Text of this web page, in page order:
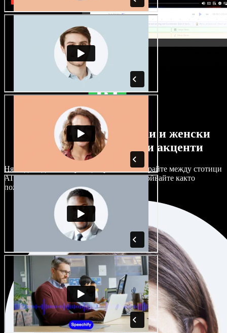
Огромен избор от мъжки и женски
гласове с най-различни акценти
Няма два еднакво звучащи проекта. Избирайте между стотици
AI гласови актьори и акценти и ги настройвайте както
пожелаете.